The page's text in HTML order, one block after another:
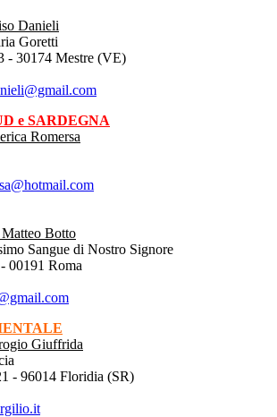
Danieli
Goretti
- 30174 Mestre (VE)
e SARDEGNA
Romersa
Botto
Sangue di Nostro Signore
00191 Roma
Giuffrida
- 96014 Floridia (SR)